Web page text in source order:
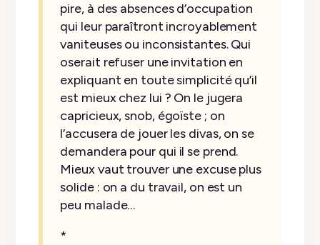
pire, à des absences d’occupation
qui leur paraîtront incroyablement
vaniteuses ou inconsistantes. Qui
oserait refuser une invitation en
expliquant en toute simplicité qu’il
est mieux chez lui ? On le jugera
capricieux, snob, égoïste ; on
l’accusera de jouer les divas, on se
demandera pour qui il se prend.
Mieux vaut trouver une excuse plus
solide : on a du travail, on est un
peu malade…
*